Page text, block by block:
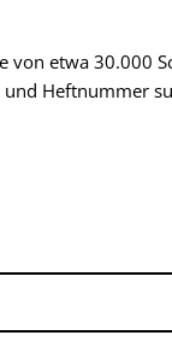
etwa 30.000
und Heftnummer